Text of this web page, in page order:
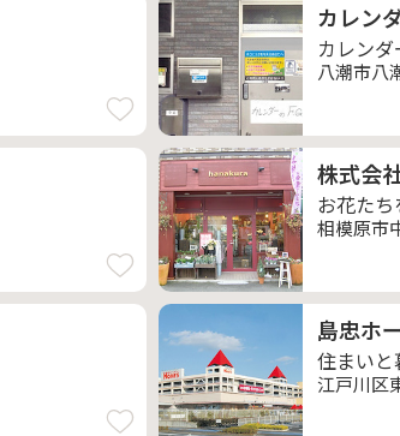
カレン
カレン
八潮市八
株式会
お花た
相模原市
島忠ホ
住まい
江戸川区